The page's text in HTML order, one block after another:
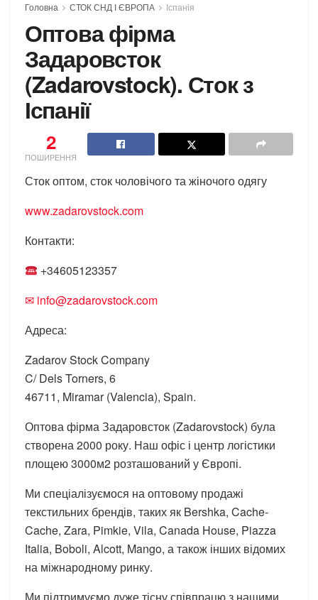
Головна СТОК СНД І ЄВРОПА Іспанія
Оптова фірма
Задаровсток
(Zadarovstock). Сток з
Іспанії
2
ПОШИРЕННЯ
Сток оптом, сток чоловічого та жіночого одягу
www.zadarovstock.com
Контакти:
+34605123357
✉ info@zadarovstock.com
Адреса:
Zadarov Stock Company
C/ Dels Torners, 6
46711, Miramar (Valencia), Spain.
Оптова фірма Задаровсток (Zadarovstock) була
створена 2000 року. Наш офіс і центр логістики
площею 3000м2 розташований у Європі.
Ми спеціалізуємося на оптовому продажі
текстильних брендів, таких як Bershka, Cache-
Cache, Zara, Pimkie, Vila, Canada House, Piazza
Italia, Boboli, Alcott, Mango, а також інших відомих
на міжнародному ринку.